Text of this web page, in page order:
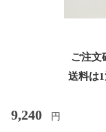
ご注文
送料は
9,240 円